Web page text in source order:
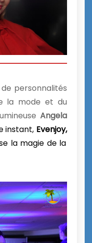
de personnalités
la mode et du
Angela
instant, Evenjoy,
la magie de la